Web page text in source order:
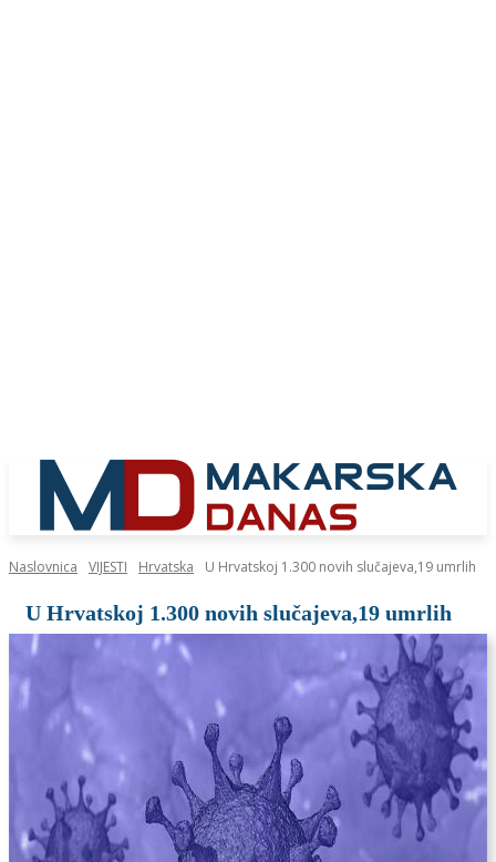
Naslovnica VIJESTI Hrvatska U Hrvatskoj 1.300 novih slučajeva,19 umrlih
U Hrvatskoj 1.300 novih slučajeva,19 umrlih